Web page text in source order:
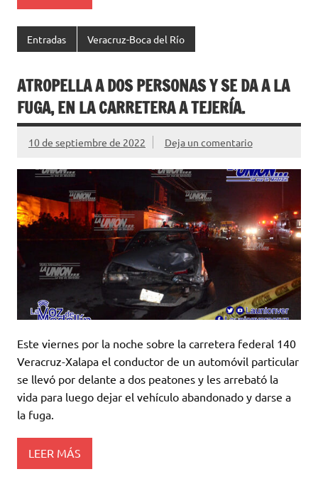
Entradas Veracruz-Boca del Río
ATROPELLA A DOS PERSONAS Y SE DA A LA
FUGA, EN LA CARRETERA A TEJERÍA.
10 de septiembre de 2022 Deja un comentario
Este viernes por la noche sobre la carretera federal 140
Veracruz-Xalapa el conductor de un automóvil particular
se llevó por delante a dos peatones y les arrebató la
vida para luego dejar el vehículo abandonado y darse a
la fuga.
LEER MÁS